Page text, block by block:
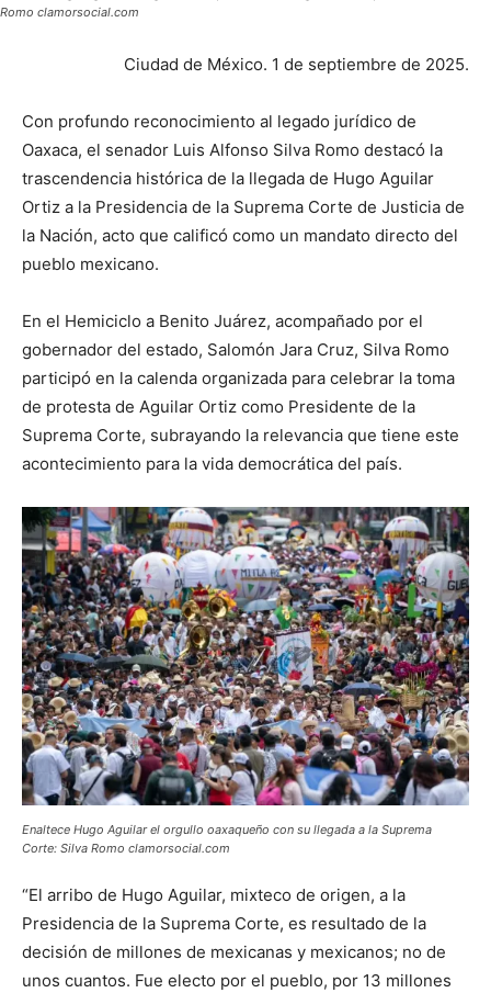
Romo clamorsocial.com
Ciudad de México. 1 de septiembre de 2025.
Con profundo reconocimiento al legado jurídico de
Oaxaca, el senador Luis Alfonso Silva Romo destacó la
trascendencia histórica de la llegada de Hugo Aguilar
Ortiz a la Presidencia de la Suprema Corte de Justicia de
la Nación, acto que calificó como un mandato directo del
pueblo mexicano.
En el Hemiciclo a Benito Juárez, acompañado por el
gobernador del estado, Salomón Jara Cruz, Silva Romo
participó en la calenda organizada para celebrar la toma
de protesta de Aguilar Ortiz como Presidente de la
Suprema Corte, subrayando la relevancia que tiene este
acontecimiento para la vida democrática del país.
Enaltece Hugo Aguilar el orgullo oaxaqueño con su llegada a la Suprema
Corte: Silva Romo clamorsocial.com
“El arribo de Hugo Aguilar, mixteco de origen, a la
Presidencia de la Suprema Corte, es resultado de la
decisión de millones de mexicanas y mexicanos; no de
unos cuantos. Fue electo por el pueblo, por 13 millones